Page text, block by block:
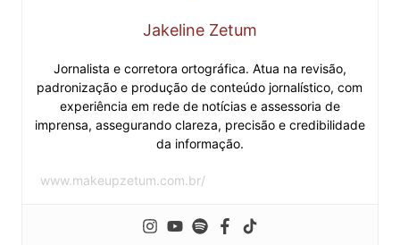
Jakeline Zetum
Jornalista e corretora ortográfica. Atua na revisão,
padronização e produção de conteúdo jornalístico, com
experiência em rede de notícias e assessoria de
imprensa, assegurando clareza, precisão e credibilidade
da informação.
www.makeupzetum.com.br/